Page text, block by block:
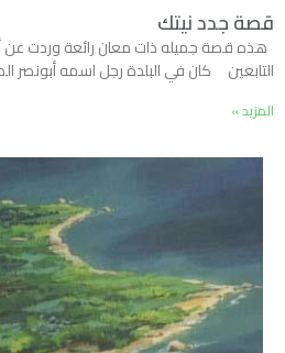
قصة جدد نيتك
هذه قصة جميله ذات معان رائعة وردت
التابعين كان في البلدة رجل اسمه أبونصر
المزيد »